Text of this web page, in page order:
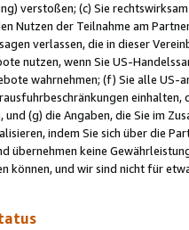
verstoßen; (c) Sie
Nutzen der Teilnahme am
verlassen, die in dieser
nutzen, wenn Sie US-
wahrnehmen; (f) Sie alle
und (g) die Angaben, die Sie im
indem Sie sich über die
übernehmen keine
können, und wir sind nicht für